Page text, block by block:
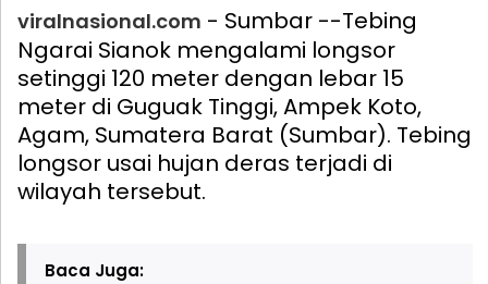
viralnasional.com - Sumbar --Tebing
Ngarai Sianok mengalami longsor
setinggi 120 meter dengan lebar 15
meter di Guguak Tinggi, Ampek Koto,
Agam, Sumatera Barat (Sumbar). Tebing
longsor usai hujan deras terjadi di
wilayah tersebut.
Baca Juga: